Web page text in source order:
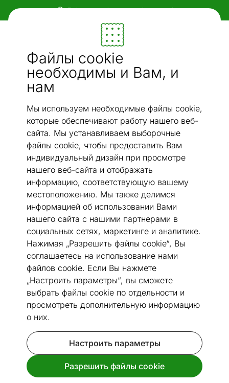
Файлы cookie
необходимы и Вам, и
нам
Мы используем необходимые файлы cookie,
которые обеспечивают работу нашего веб-
сайта. Мы устанавливаем выборочные
файлы cookie, чтобы предоставить Вам
индивидуальный дизайн при просмотре
нашего веб-сайта и отображать
информацию, соответствующую вашему
местоположению. Мы также делимся
информацией об использовании Вами
нашего сайта с нашими партнерами в
социальных сетях, маркетинге и аналитике.
Нажимая „Разрешить файлы cookie“, Вы
соглашаетесь на использование нами
файлов cookie. Если Вы нажмете
„Настроить параметры“, вы сможете
выбрать файлы cookie по отдельности и
просмотреть дополнительную информацию
о них.
Настроить параметры
Разрешить файлы cookie
Гибкие и удобные способы оплаты!
Мебель и убранство - ON24
Ищи...
Ковры narma из растительных волокон
Narma ковер Tuna™ gold круглый Ø 160 см
Перейти к слайду 1
Перейти к слайду 2
Перейти к слайду 3
Перейти к слайду 4
Перейти к слайду 5
Перейти к слайду 6
Посмотреть похожие
Сделано в Эстонии Быстрая доставка!
Narma ковер Tuna™ gold круглый
Ø 160 см
Код 271238